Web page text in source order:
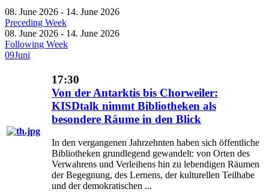
08. June 2026 - 14. June 2026
Preceding Week
08. June 2026 - 14. June 2026
Following Week
09Juni
17:30
Von der Antarktis bis Chorweiler:
KISDtalk nimmt Bibliotheken als
besondere Räume in den Blick
In den vergangenen Jahrzehnten haben sich öffentliche
Bibliotheken grundlegend gewandelt: von Orten des
Verwahrens und Verleihens hin zu lebendigen Räumen
der Begegnung, des Lernens, der kulturellen Teilhabe
und der demokratischen ...